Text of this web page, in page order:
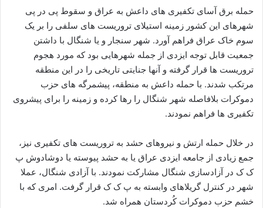
حمله برق آسای تکفیری های داعش به عراق و سقوط پی در پی
شهرهای این کشور زمینه استیلای تروریست های سلفی را بر یک
سوم خاک عراق فراهم آورد. شهر سنجار و یا شنگال با داشتن
جمعیت قابل توجه ایزدی از جمله شهرهایی بود که مورد هجوم
تروریست ها قرار گرفته و آنها جنایتی تاریخی را در این منطقه
مرتکب شدند. با حمله داعش به منطقه، پیشمرگه های حزب
دموکرات بلافاصله شهر شنگال را رها کرده و زمینه را برای پیشروی
تکفیری ها فراهم نمودند.
در خلال حمله ارتش و نیروهای حشد به تروریست های تکفیری نیز،
جمع زیادی از جامعه ایزدی عراق یا به حشد پیوسته یا دوشادوش پ
ک ک در آزادسازی شنگال مشارکت نمودند. با آزادی شنگال، عملا
شهر در کنترل گریلاهای وابسته به پ ک ک قرار گرفت. امری که با
خشم حزب دموکرات کُردستان همراه شد.